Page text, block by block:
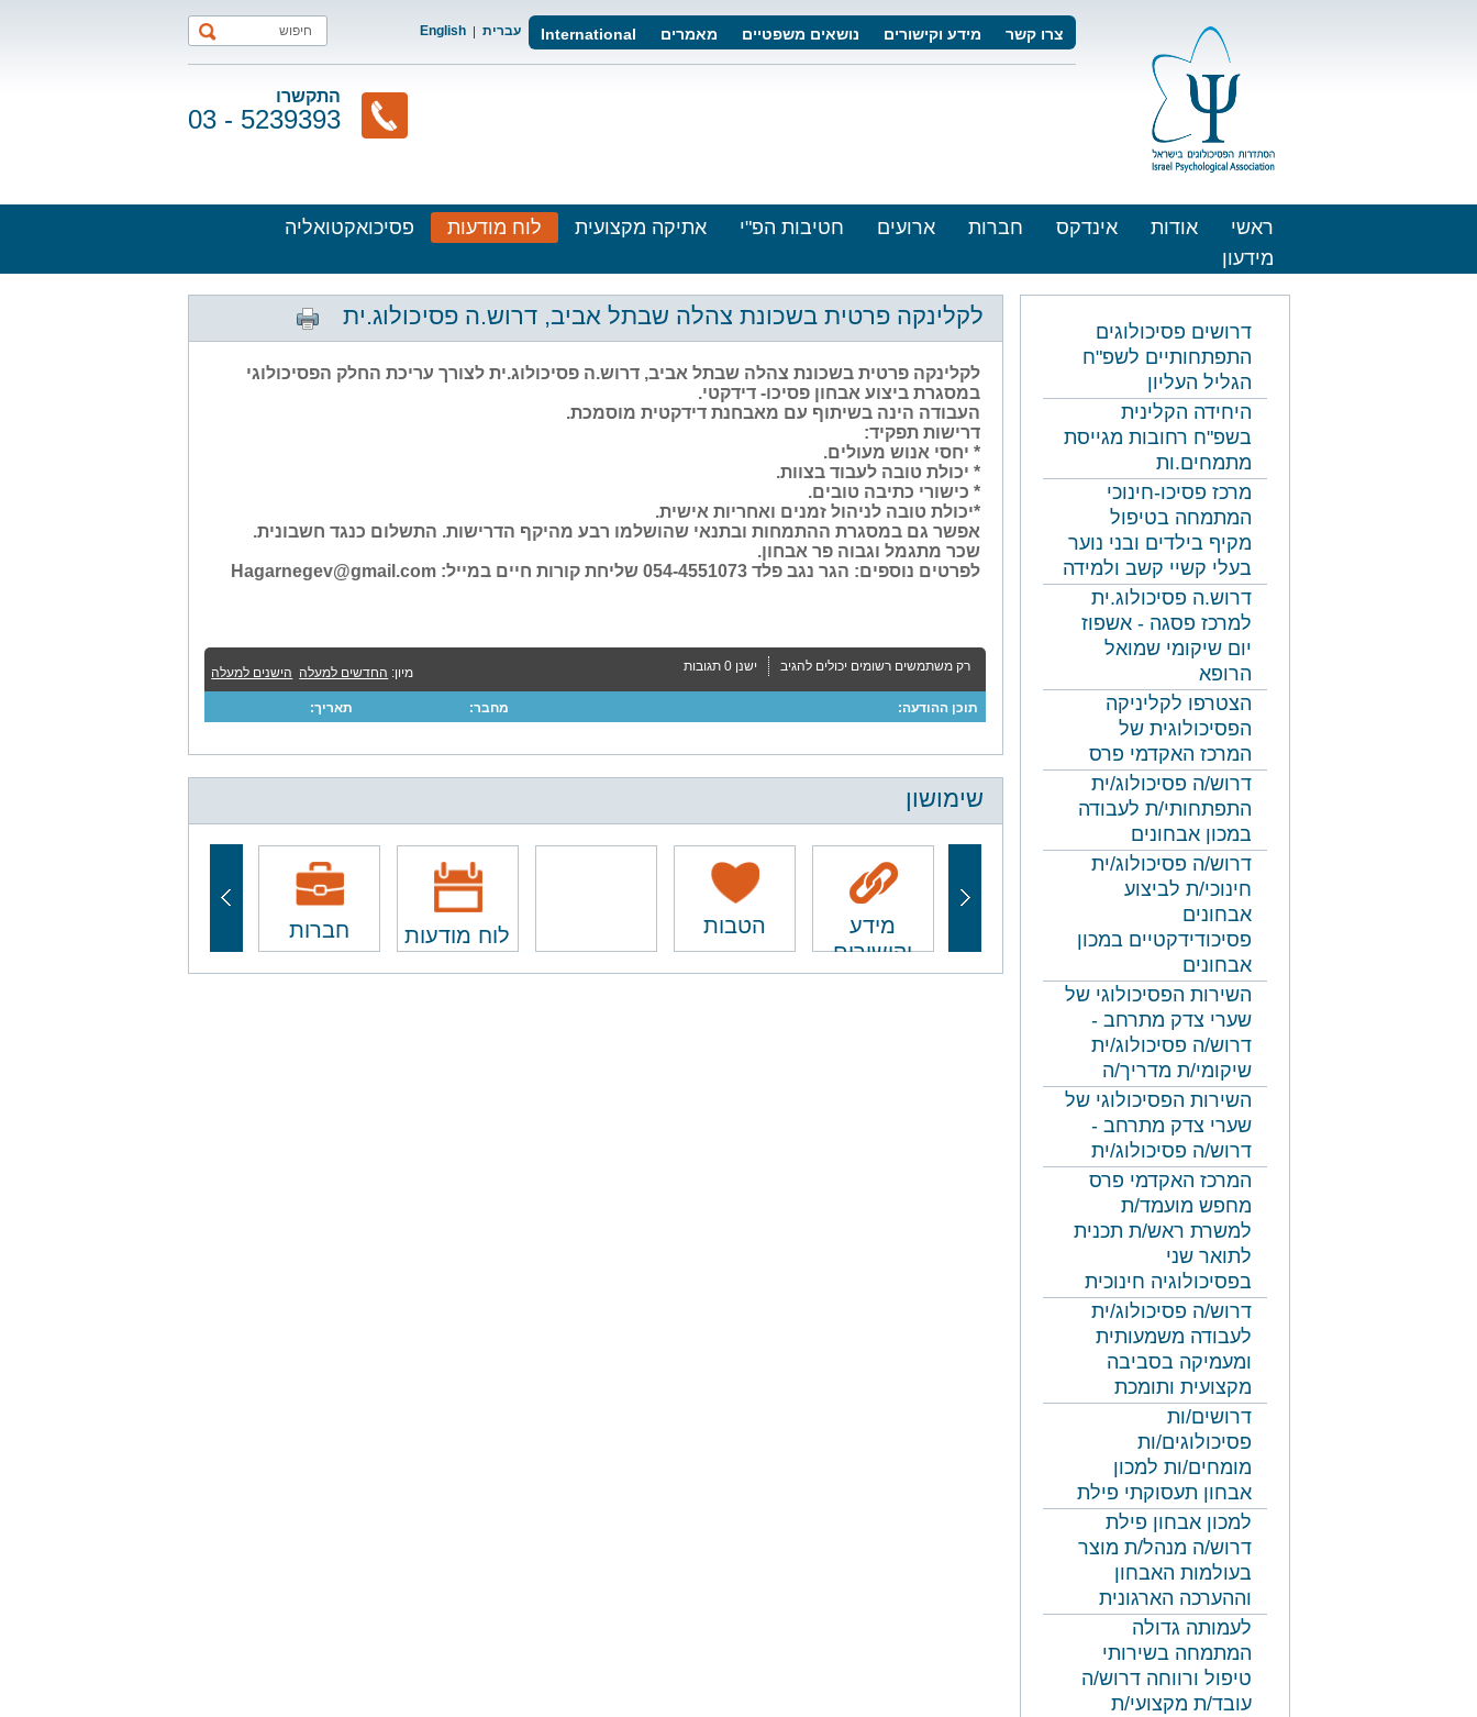
צרו קשר מידע וקישורים נושאים משפטיים מאמרים International עברית English
התקשרו
03 - 5239393
ראשי אודות אינדקס חברות ארועים חטיבות הפ"י אתיקה מקצועית לוח מודעות
פסיכואקטואליה
מידעון
דרושים פסיכולוגים
התפתחותיים לשפ"ח
הגליל העליון
היחידה הקלינית
בשפ"ח רחובות מגייסת
מתמחים.ות
מרכז פסיכו-חינוכי
המתמחה בטיפול
מקיף בילדים ובני נוער
בעלי קשיי קשב ולמידה
דרוש.ה פסיכולוג.ית
למרכז פסגה - אשפוז
יום שיקומי שמואל
הרופא
הצטרפו לקליניקה
הפסיכולוגית של
המרכז האקדמי פרס
דרוש/ה פסיכולוג/ית
התפתחותי/ת לעבודה
במכון אבחונים
דרוש/ה פסיכולוג/ית
חינוכי/ת לביצוע
אבחונים
פסיכודידקטיים במכון
אבחונים
השירות הפסיכולוגי של
שערי צדק מתרחב -
דרוש/ה פסיכולוג/ית
שיקומי/ת מדריך/ה
השירות הפסיכולוגי של
שערי צדק מתרחב -
דרוש/ה פסיכולוג/ית
המרכז האקדמי פרס
מחפש מועמד/ת
למשרת ראש/ת תכנית
לתואר שני
בפסיכולוגיה חינוכית
דרוש/ה פסיכולוג/ית
לעבודה משמעותית
ומעמיקה בסביבה
מקצועית ותומכת
דרושים/ות
פסיכולוגים/ות
מומחים/ות למכון
אבחון תעסוקתי פילת
למכון אבחון פילת
דרוש/ה מנהל/ת מוצר
בעולמות האבחון
וההערכה הארגונית
לעמותה גדולה
המתמחה בשירותי
טיפול ורווחה דרוש/ה
עובד/ת מקצועי/ת
לקלינקה פרטית בשכונת צהלה שבתל אביב, דרוש.ה פסיכולוג.ית
לקלינקה פרטית בשכונת צהלה שבתל אביב, דרוש.ה פסיכולוג.ית לצורך עריכת החלק הפסיכולוגי
במסגרת ביצוע אבחון פסיכו- דידקטי.
העבודה הינה בשיתוף עם מאבחנת דידקטית מוסמכת.
דרישות תפקיד:
* יחסי אנוש מעולים.
* יכולת טובה לעבוד בצוות.
* כישורי כתיבה טובים.
*יכולת טובה לניהול זמנים ואחריות אישית.
אפשר גם במסגרת ההתמחות ובתנאי שהושלמו רבע מהיקף הדרישות. התשלום כנגד חשבונית.
שכר מתגמל וגבוה פר אבחון.
לפרטים נוספים: הגר נגב פלד 054-4551073 שליחת קורות חיים במייל:
Hagarnegev@gmail.com
רק משתמשים רשומים יכולים להגיב ישנן 0 תגובות מיון: החדשים למעלה הישנים למעלה
תוכן ההודעה: מחבר: תאריך:
שימושון
חברות לוח מודעות הטבות
מידע
וקישורים
משפטיים